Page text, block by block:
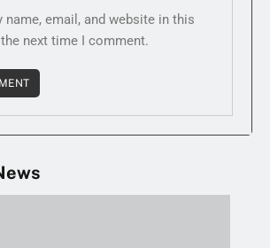
name, email, and website in this
next time I comment.